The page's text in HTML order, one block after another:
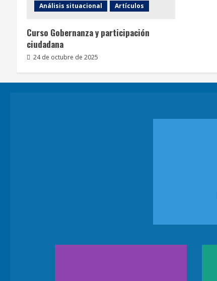
Análisis situacional Artículos
Curso Gobernanza y participación
ciudadana
24 de octubre de 2025